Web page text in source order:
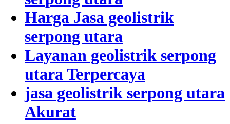
Harga Jasa geolistrik
serpong utara
Layanan geolistrik serpong
utara Terpercaya
jasa geolistrik serpong utara
Akurat